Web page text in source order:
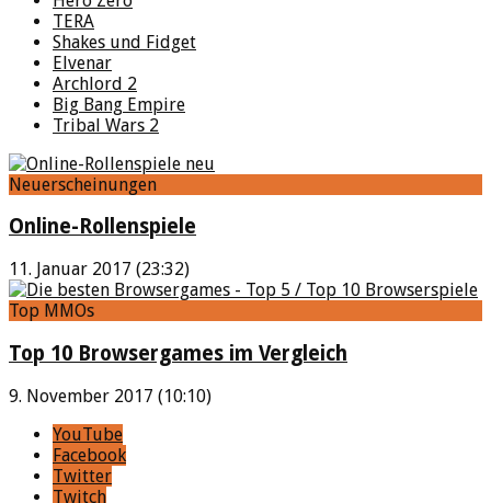
TERA
Shakes und Fidget
Elvenar
Archlord 2
Big Bang Empire
Tribal Wars 2
Neuerscheinungen
Online-Rollenspiele
11. Januar 2017 (23:32)
Top MMOs
Top 10 Browsergames im Vergleich
9. November 2017 (10:10)
YouTube
Facebook
Twitter
Twitch